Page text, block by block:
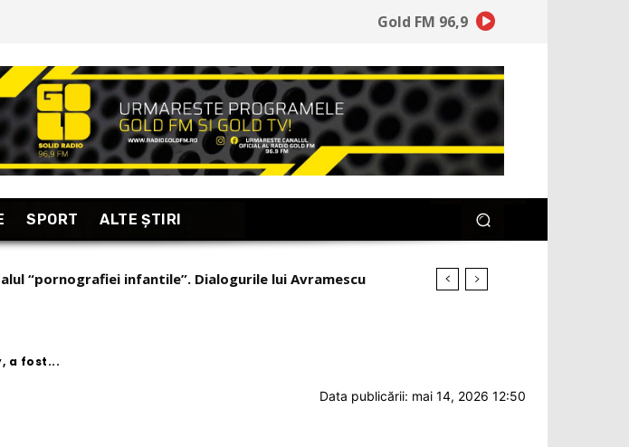
Gold FM 96,9
SPORT ALTE ŞTIRI
infantilă, vizată e propria fiică! Useriștii
a fost...
Data publicării: mai 14, 2026 12:50